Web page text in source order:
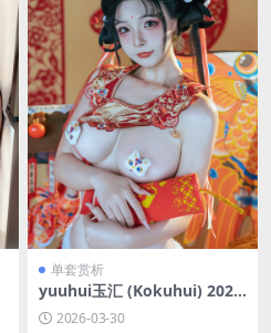
单套赏析
yuuhui玉汇 (Kokuhui) 2026
新春特辑 醒狮少女[131P-2V-
2.12G]
2026-03-30